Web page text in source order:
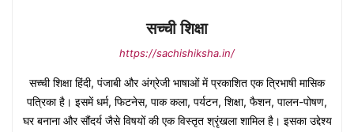
सच्ची शिक्षा
https://sachishiksha.in/
सच्ची शिक्षा हिंदी, पंजाबी और अंग्रेजी भाषाओं में प्रकाशित एक त्रिभाषी मासिक
पत्रिका है। इसमें धर्म, फिटनेस, पाक कला, पर्यटन, शिक्षा, फैशन, पालन-पोषण,
घर बनाना और सौंदर्य जैसे विषयों की एक विस्तृत श्रृंखला शामिल है। इसका उद्देश्य